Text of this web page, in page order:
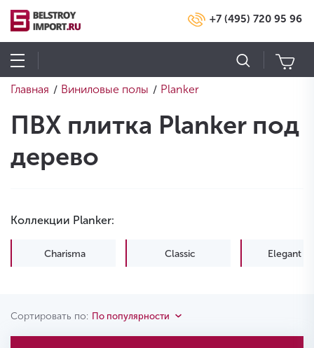
+7 (495) 720 95 96
Главная / Виниловые полы / Planker
ПВХ плитка Planker под
дерево
Коллекции Planker:
Charisma Classic Elegant
Сортировать по: По популярности